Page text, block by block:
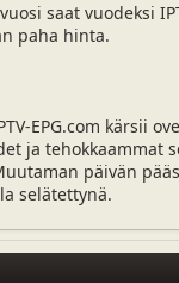
saat vuodeksi
paha hinta.
EPG.com kärsii
ja tehokkaammat
päivän
selätettynä.